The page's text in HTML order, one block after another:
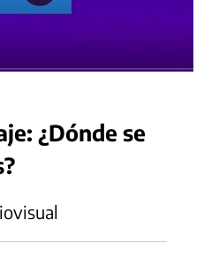
¿Dónde se